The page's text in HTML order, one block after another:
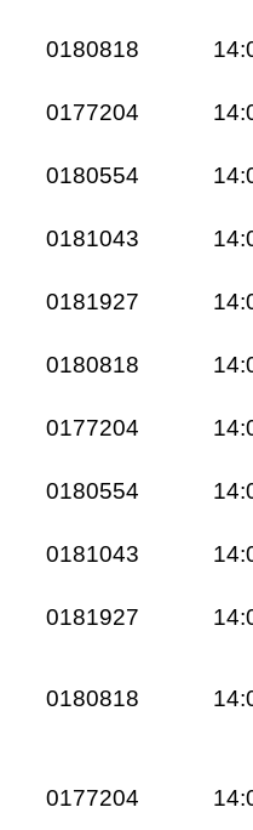
0180818
0177204
0180554
0181043
0181927
0180818
0177204
0180554
0181043
0181927
0180818
0177204